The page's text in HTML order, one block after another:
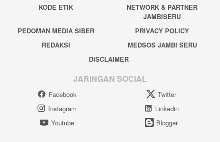
KODE ETIK
NETWORK & PARTNER
JAMBISERU
PEDOMAN MEDIA SIBER
PRIVACY POLICY
REDAKSI
MEDSOS JAMBI SERU
DISCLAIMER
JARINGAN SOCIAL
Facebook
Twitter
Instagram
Linkedin
Youtube
Blogger